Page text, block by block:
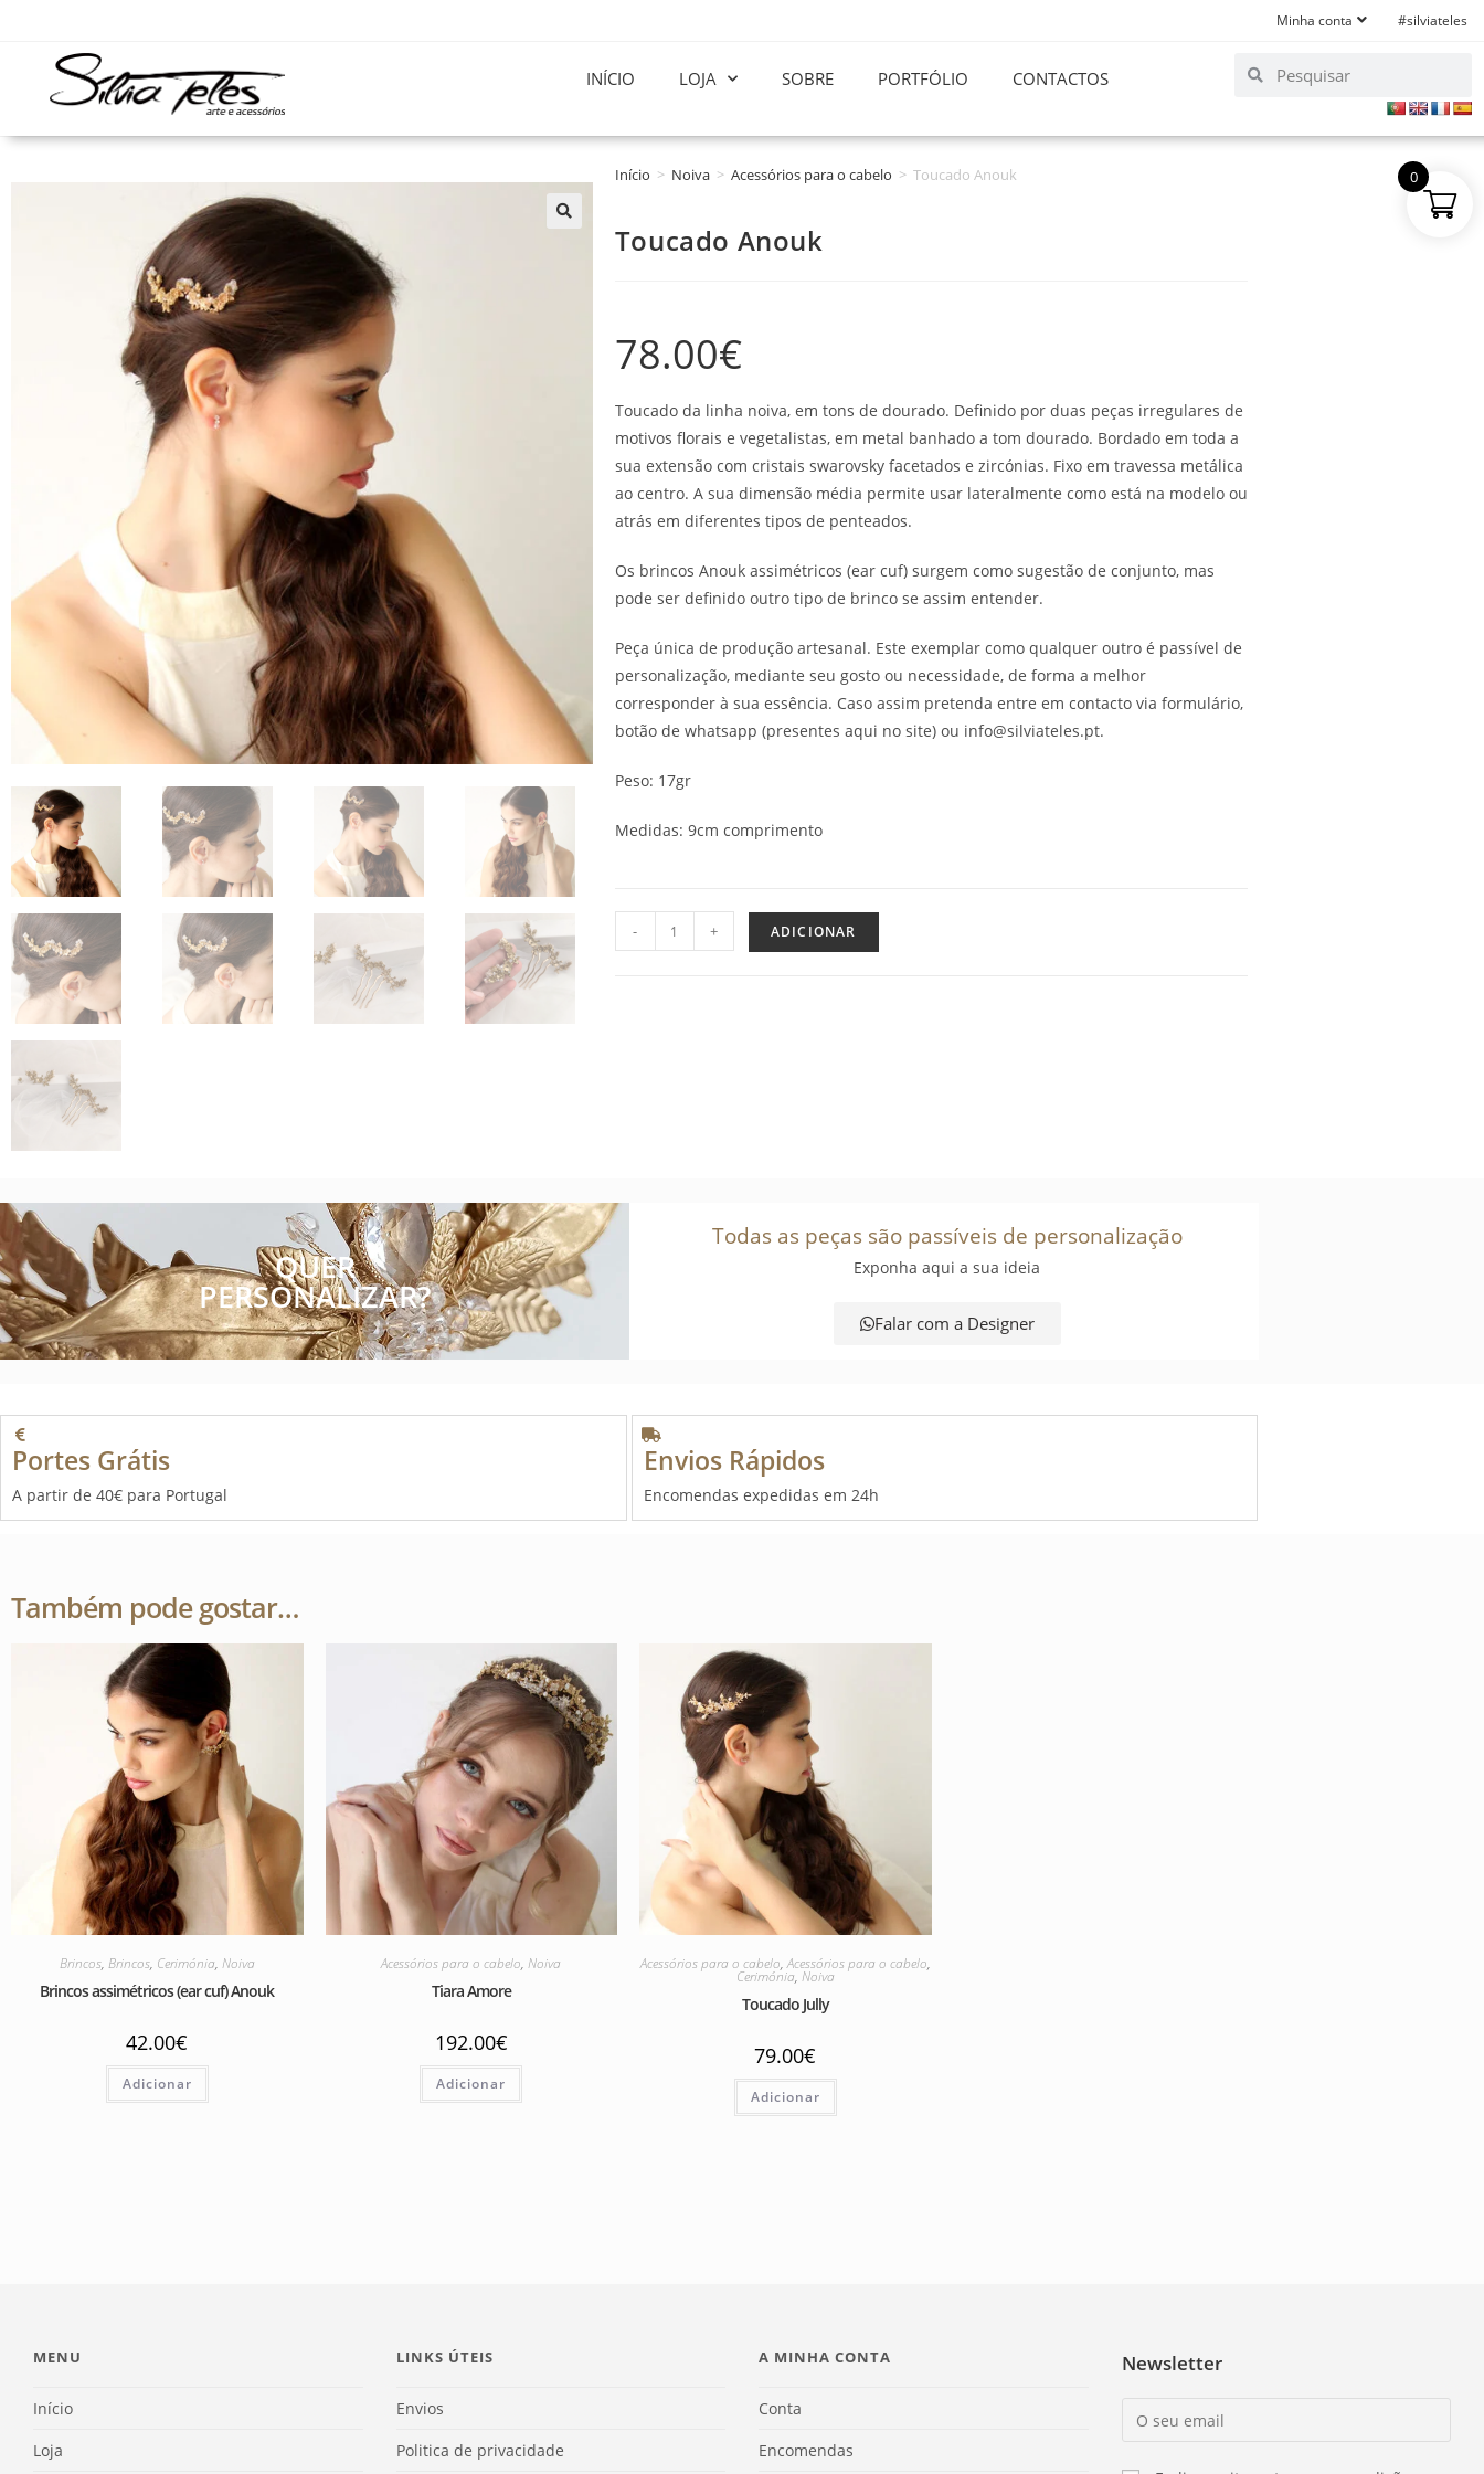
Minha conta #silviateles
INÍCIO LOJA SOBRE PORTFÓLIO CONTACTOS
Início > Noiva > Acessórios para o cabelo > Toucado Anouk
Toucado Anouk
78.00€
Toucado da linha noiva, em tons de dourado. Definido por duas peças irregulares de
motivos florais e vegetalistas, em metal banhado a tom dourado. Bordado em toda a
sua extensão com cristais swarovsky facetados e zircónias. Fixo em travessa metálica
ao centro. A sua dimensão média permite usar lateralmente como está na modelo ou
atrás em diferentes tipos de penteados.
Os brincos Anouk assimétricos (ear cuf) surgem como sugestão de conjunto, mas
pode ser definido outro tipo de brinco se assim entender.
Peça única de produção artesanal. Este exemplar como qualquer outro é passível de
personalização, mediante seu gosto ou necessidade, de forma a melhor
corresponder à sua essência. Caso assim pretenda entre em contacto via formulário,
botão de whatsapp (presentes aqui no site) ou info@silviateles.pt.
Peso: 17gr
Medidas: 9cm comprimento
- + ADICIONAR
QUER
PERSONALIZAR?
Todas as peças são passíveis de personalização
Exponha aqui a sua ideia
Falar com a Designer
Portes Grátis
A partir de 40€ para Portugal
Envios Rápidos
Encomendas expedidas em 24h
Também pode gostar…
Brincos, Brincos, Cerimónia, Noiva
Brincos assimétricos (ear cuf) Anouk
42.00€
Adicionar
Acessórios para o cabelo,Noiva
Tiara Amore
192.00€
Adicionar
Acessórios para o cabelo,Acessórios para o cabelo,
Cerimónia, Noiva
Toucado Jully
79.00€
Adicionar
MENU
Início
Loja
LINKS ÚTEIS
Envios
Politica de privacidade
A MINHA CONTA
Conta
Encomendas
Newsletter
0